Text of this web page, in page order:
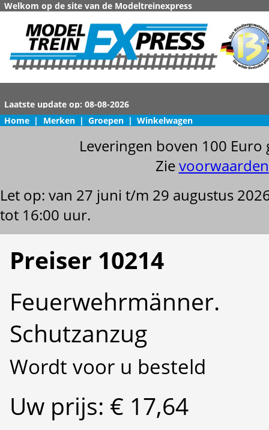
Welkom op de site van de Modeltreinexpress
Home | Merken | Groepen | Winkelwagen
Leveringen boven 100
Zievoorwaarden
Let op: van 27 juni t/m 29 augustus
tot 16:00 uur.
Preiser 10214
Feuerwehrmänner.
Schutzanzug
Wordt voor u besteld
Uw prijs: € 17,64